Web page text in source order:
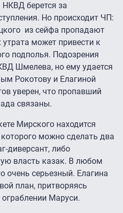
берется за
Но происходит ЧП:
из сейфа пропадают
может привести к
подполья. Подозрения
Шмелева, но ему удается
Рокотову и Елагиной
уверен, что пропавший
связаны.
Мирского находится
можно сделать два
диверсант, либо
власть казак. В любом
очень серьезный. Елагина
план, притворяясь
Маруси.